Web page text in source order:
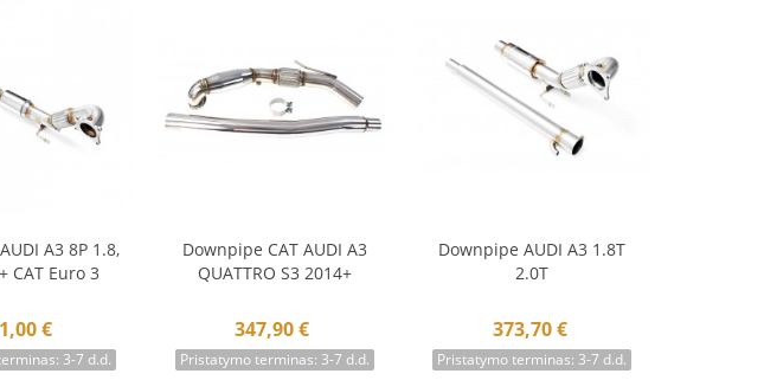
A3 8P 1.8,
CAT Euro 3
€
3-7 d.d.
Į krepšelį
Downpipe CAT AUDI A3
QUATTRO S3 2014+
347,90 €
Pristatymo terminas: 3-7 d.d.
Į krepšelį
Downpipe AUDI A3 1.8T
2.0T
373,70 €
Pristatymo terminas: 3-7 d.d.